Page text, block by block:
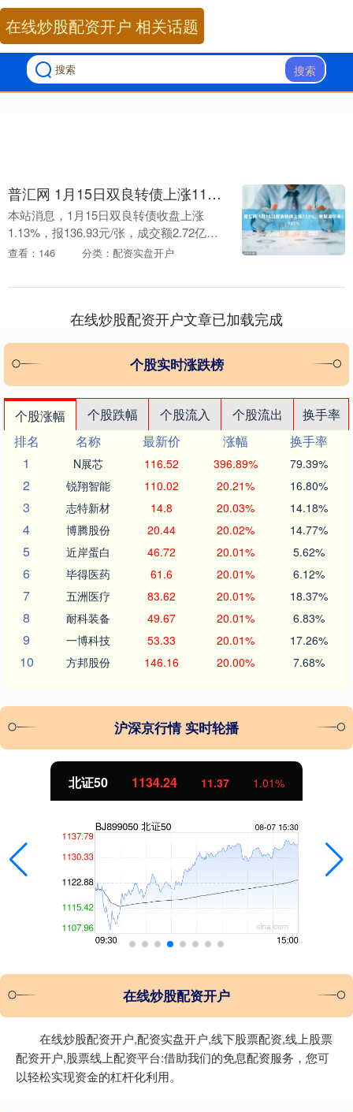
搜索
在线炒股配资开户 相关话题
普汇网 1月15日双良转债上涨113%，转股溢价率1737%
本站消息，1月15日双良转债收盘上涨
1.13%，报136.93元/张，成交额2.72亿
元，转股溢价率17.37%。 资料显示，双良
查看：146 分类：配资实盘开户
在线炒股配资开户文章已加载完成
个股实时涨跌榜
个股涨幅 个股跌幅 个股流入 个股流出
换手率
排名
名称 最新价 涨幅
换手率
1
N展芯 116.52 396.89% 79.39%
2 锐翔智能 110.02 20.21% 16.80%
3 志特新材 14.8 20.03% 14.18%
4 博腾股份 20.44 20.02% 14.77%
5 近岸蛋白 46.72 20.01% 5.62%
6 毕得医药 61.6 20.01% 6.12%
7 五洲医疗 83.62 20.01% 18.37%
8 耐科装备 49.67 20.01% 6.83%
9 一博科技 53.33 20.01% 17.26%
10 方邦股份 146.16 20.00% 7.68%
沪深京行情 实时轮播
北证50 1134.24 11.37 1.01%
在线炒股配资开户
在线炒股配资开户,配资实盘开户,线下股票配资,线上股票
配资开户,股票线上配资平台:借助我们的免息配资服务，您可
以轻松实现资金的杠杆化利用。